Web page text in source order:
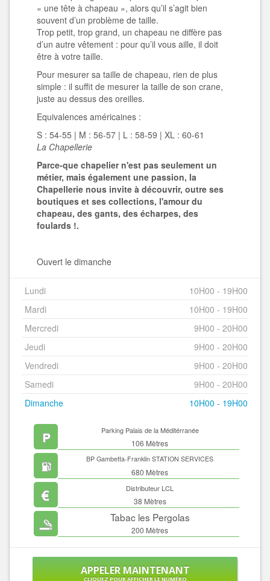
« une tête à chapeau », alors qu’il s’agit bien
souvent d’un problème de taille.
Trop petit, trop grand, un chapeau ne diffère pas
d’un autre vêtement : pour qu’il vous aille, il doit
être à votre taille.
Pour mesurer sa taille de chapeau, rien de plus
simple : il suffit de mesurer la taille de son crane,
juste au dessus des oreilles.
Equivalences américaines :
S : 54-55 | M : 56-57 | L : 58-59 | XL : 60-61
La Chapellerie
Parce-que chapelier n'est pas seulement un
métier, mais également une passion, la
Chapellerie nous invite à découvrir, outre ses
boutiques et ses collections, l'amour du
chapeau, des gants, des écharpes, des
foulards !.
Ouvert le dimanche
Lundi
10H00 - 19H00
Mardi
10H00 - 19H00
Mercredi
9H00 - 20H00
Jeudi
9H00 - 20H00
Vendredi
9H00 - 20H00
Samedi
9H00 - 20H00
Dimanche
10H00 - 19H00
Parking Palais de la Méditérranée
106 Mètres
BP Gambetta-Franklin STATION SERVICES
680 Mètres
Distributeur LCL
38 Mètres
Tabac les Pergolas
200 Mètres
APPELER MAINTENANT
CLIQUEZ POUR AFFICHER LE NUMÉRO